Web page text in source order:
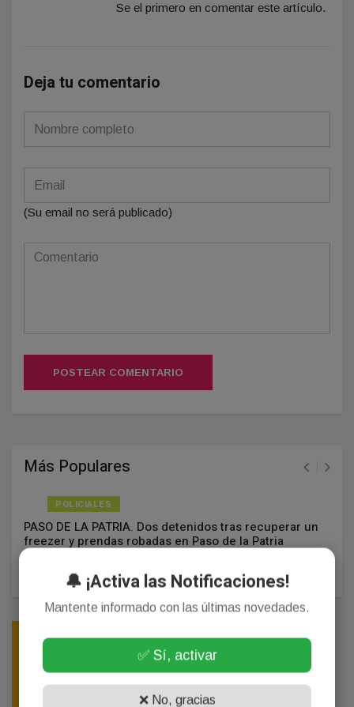
Se el primero en comentar este artículo.
Deja tu comentario
(Su email no será publicado)
POSTEAR COMENTARIO
Más Populares
POLICIALES
PASO DE LA PATRIA. Dos detenidos tras recuperar un
freezer y prendas robadas en Paso de la Patria
🔔 ¡Activa las Notificaciones!
Mantente informado con las últimas novedades.
✅ Sí, activar
❌ No, gracias